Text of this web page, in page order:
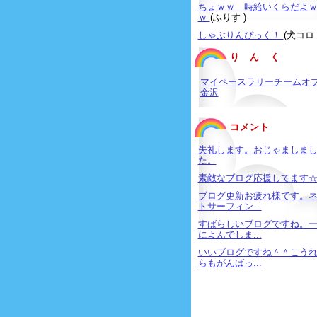
ちょｗｗ 時給いくらだよ
ｗ (ふりす )
しゃぶりんぴっく！ (犬コロ
り ん く
マイペースラリーチームオ
金沢
コメント
失礼します。おじゃましまし
た。
素敵なブログ応援してます☆
ブログ更新お疲れ様です。
トサーフィン...
すばらしいブログですね。
によんでしま...
いいブログですね＾＾こう
らもがんばっ...